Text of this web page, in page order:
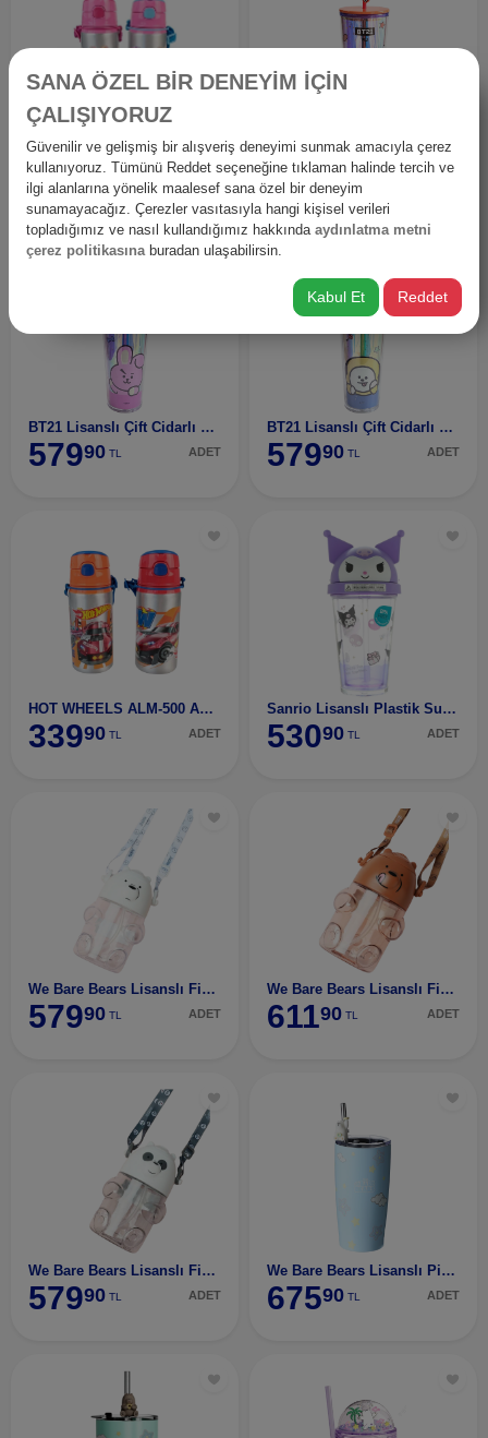
BARBIE B-ALM-500 ALÜMİNYUM MATARA
33990 TL ADET
BT21 Lisanslı Çift Cidarlı Pipetli Şişe (800ml) -
57990 TL ADET
BT21 Lisanslı Çift Cidarlı Pipetli Şişe (800ml) -
57990 TL ADET
BT21 Lisanslı Çift Cidarlı Pipetli Şişe (800ml) -
57990 TL ADET
HOT WHEELS ALM-500 ALÜMİNYUM MATARA
33990 TL ADET
Sanrio Lisanslı Plastik Suluk (320Ml) - Kuromi - M
53090 TL ADET
We Bare Bears Lisanslı Figür Plastik Suluk (600ml)
57990 TL ADET
We Bare Bears Lisanslı Figür Plastik Suluk (600ml)
61190 TL ADET
We Bare Bears Lisanslı Figür Plastik Suluk (600ml)
57990 TL ADET
We Bare Bears Lisanslı Pipetli Termos (530Ml) - Ku
67590 TL ADET
SANA ÖZEL BİR DENEYİM İÇİN
ÇALIŞIYORUZ
Güvenilir ve gelişmiş bir alışveriş deneyimi sunmak amacıyla çerez
kullanıyoruz. Tümünü Reddet seçeneğine tıklaman halinde tercih ve
ilgi alanlarına yönelik maalesef sana özel bir deneyim
sunamayacağız. Çerezler vasıtasıyla hangi kişisel verileri
topladığımız ve nasıl kullandığımız hakkında aydınlatma metni
çerez politikasınaburadan ulaşabilirsin.
Kabul Et Reddet